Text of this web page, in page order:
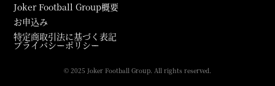
Joker Football Group概要
お申込み
特定商取引法に基づく表記
プライバシーポリシー
© 2025 Joker Football Group. All rights reserved.